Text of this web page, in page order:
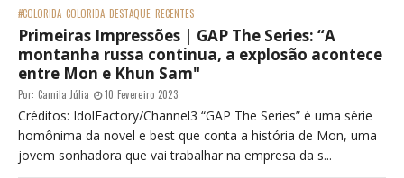
#COLORIDA COLORIDA DESTAQUE RECENTES
Primeiras Impressões | GAP The Series: “A
montanha russa continua, a explosão acontece
entre Mon e Khun Sam"
Por: Camila Júlia 10 Fevereiro 2023
Créditos: IdolFactory/Channel3 “GAP The Series” é uma série
homônima da novel e best que conta a história de Mon, uma
jovem sonhadora que vai trabalhar na empresa da s...